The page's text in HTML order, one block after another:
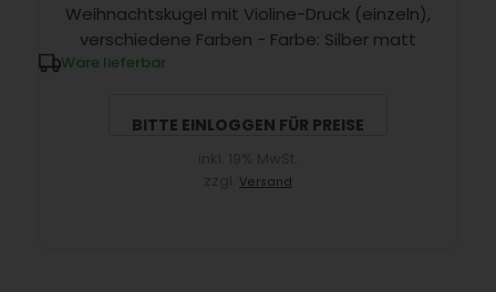
Weihnachtskugel mit Violine-Druck (einzeln),
verschiedene Farben - Farbe: Silber matt
Ware lieferbar
BITTE EINLOGGEN FÜR PREISE
Versand